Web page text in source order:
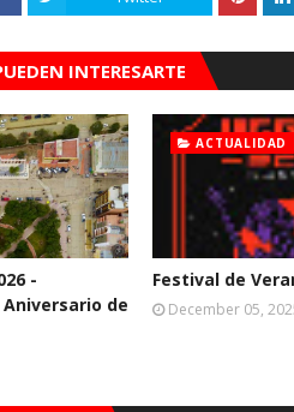
INTERESARTE
-
Aniversario de
ACTUALIDAD
Festival de
December 05,